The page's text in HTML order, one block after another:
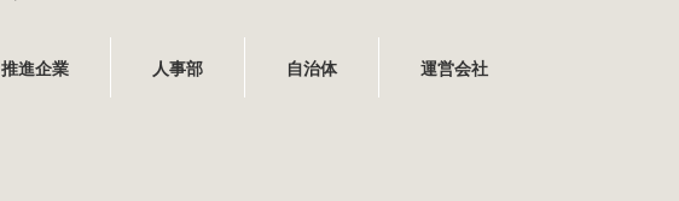
推進企業 人事部 自治体 運営会社